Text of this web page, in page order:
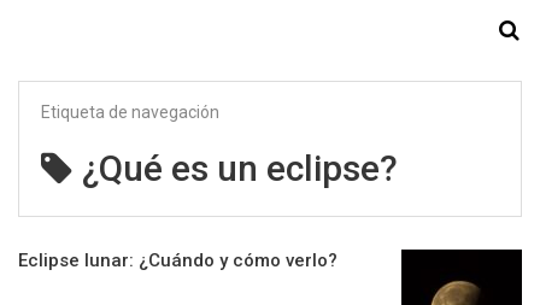
Etiqueta de navegación
¿Qué es un eclipse?
Eclipse lunar: ¿Cuándo y cómo verlo?